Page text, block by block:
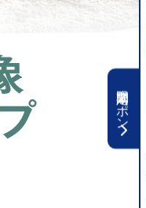
期間限定クーポン